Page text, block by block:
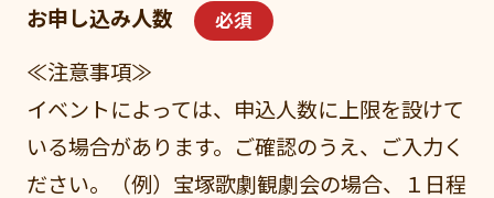
お申し込み人数 必須
≪注意事項≫
イベントによっては、申込人数に上限を設けて
いる場合があります。ご確認のうえ、ご入力く
ださい。（例）宝塚歌劇観劇会の場合、１日程